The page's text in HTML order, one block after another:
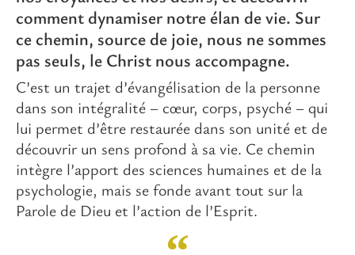
comment dynamiser notre élan de vie. Sur
ce chemin, source de joie, nous ne sommes
pas seuls, le Christ nous accompagne.
C’est un trajet d’évangélisation de la personne
dans son intégralité – cœur, corps, psyché – qui
lui permet d’être restaurée dans son unité et de
découvrir un sens profond à sa vie. Ce chemin
intègre l’apport des sciences humaines et de la
psychologie, mais se fonde avant tout sur la
Parole de Dieu et l’action de l’Esprit.